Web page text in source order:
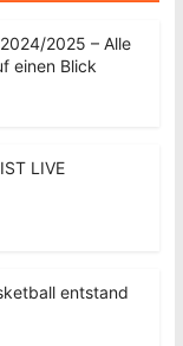
2025 – Alle
einen Blick
LIVE
entstand